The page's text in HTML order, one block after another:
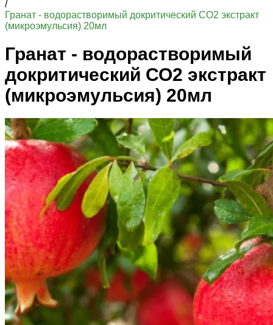
/
Гранат - водорастворимый докритический СО2 экстракт
(микроэмульсия) 20мл
Гранат - водорастворимый
докритический СО2 экстракт
(микроэмульсия) 20мл